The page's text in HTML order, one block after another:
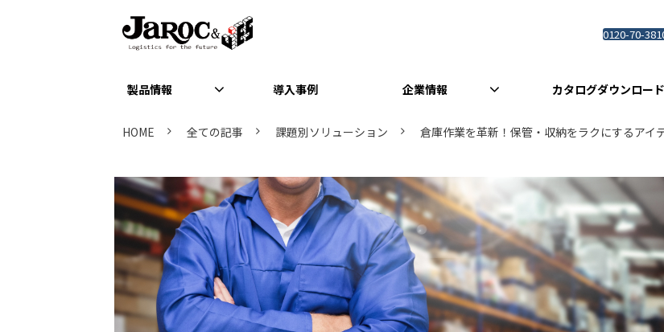
0120-70-
製品情報 導入事例 企業情報 カタログダウンロード
HOME 全ての記事 課題別ソリューション 倉庫作業を革新！保管・収納をラクにするアイ